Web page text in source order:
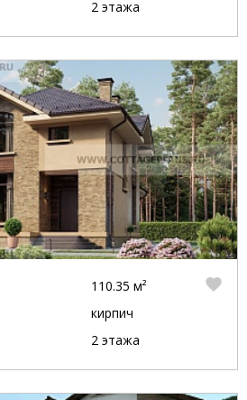
2 этажа
110.35 м²
кирпич
2 этажа